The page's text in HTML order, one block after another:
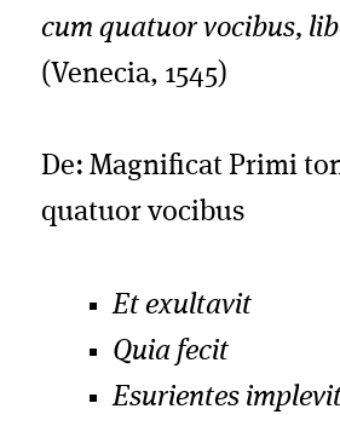
cum quatuor vocibus,
(Venecia, 1545)
De: Magnificat Primi
quatuor vocibus
Et exultavit
Quia fecit
Esurientes